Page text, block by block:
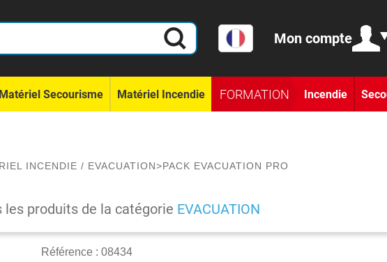
Mon compte
Matériel Secourisme Matériel Incendie FORMATION Incendie
INCENDIE / EVACUATION>PACK EVACUATION PRO
les produits de la catégorie EVACUATION
Référence : 08434